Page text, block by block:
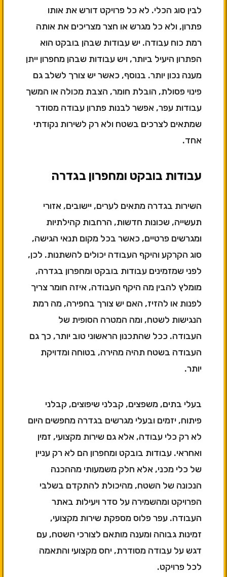
לבין סוג הכלי. לא כל פרויקט דורש את אותו
פתרון, ולא כל מגרש או חצר מצריכים את אותה
רמת כוח עבודה. יש עבודות שבהן בובקט הוא
הפתרון היעיל ביותר, ויש עבודות שבהן מחפרון ייתן
מענה נכון יותר. בנוסף, כאשר יש צורך לשלב גם
פינוי פסולת, הובלת חומר, הצבת מכולה או המשך
עבודות עפר, אפשר לבנות פתרון עבודה מסודר
שמתאים לצרכים בשטח ולא רק לשירות נקודתי
אחד.
עבודות בובקט ומחפרון בגדרה
השירות בגדרה מתאים לערים, יישובים, אזורי
תעשייה, שכונות חדשות, הרחבות קהילתיות
ומגרשים פרטיים, כאשר בכל מקום תנאי הגישה,
סוג הקרקע והיקף העבודה יכולים להשתנות. לכן,
לפני שמזמינים עבודות בובקט ומחפרון בגדרה,
מומלץ להבין מה היקף העבודה, איזה חומר צריך
לפנות או להזיז, האם יש צורך בחפירה, מה רמת
הנגישות לשטח, ומה המטרה הסופית של
העבודה. ככל שהתכנון הראשוני טוב יותר, כך גם
העבודה בשטח תהיה מהירה, בטוחה ומדויקת
יותר.
בעלי בתים, משפצים, קבלני שיפוצים, קבלני
פיתוח, יזמים ובעלי מגרשים בגדרה מחפשים היום
לא רק כלי עבודה, אלא גם שירות מקצועי, זמין
ואחראי. עבודות בובקט ומחפרון הם לא רק עניין
של כלי מכני, אלא חלק משמעותי מההכנה
הנכונה של השטח, מהיכולת להתקדם בשלבי
הפרויקט ומהשמירה על סדר ויעילות באתר
העבודה. עפר פלוס מספקת שירות מקצועי,
זמינות גבוהה ומענה מותאם לצורכי השטח, עם
דגש על עבודה מסודרת, יחס מקצועי והתאמה
לכל פרויקט.